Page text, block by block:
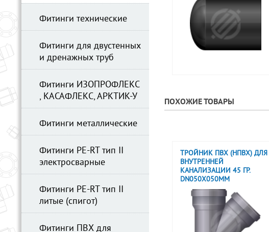
ПОХОЖИЕ ТОВАРЫ
ТРОЙНИК ПВХ (НПВХ) ДЛЯ
ВНУТРЕННЕЙ
КАНАЛИЗАЦИИ 45 ГР.
DN050X050ММ
Фитинги технические
Фитинги для двустенных
и дренажных труб
Фитинги ИЗОПРОФЛЕКС
, КАСАФЛЕКС, АРКТИК-У
Фитинги металлические
Фитинги PE-RT тип II
электросварные
Фитинги PE-RT тип II
литые (спигот)
Фитинги ПВХ для